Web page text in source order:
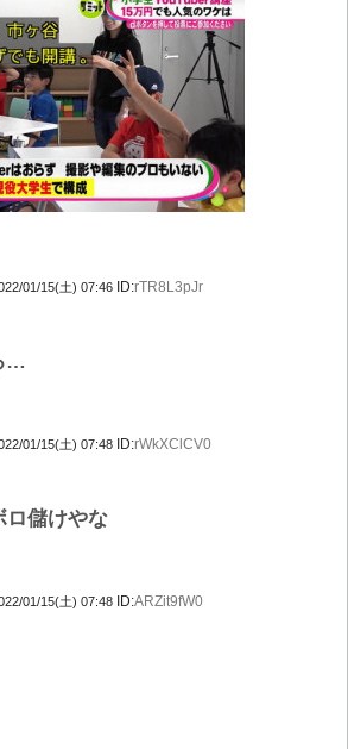
01/15(土) 07:46 ID:rTR8L3pJr
…
01/15(土) 07:48 ID:rWkXClCV0
ロ儲けやな
01/15(土) 07:48 ID:ARZit9fW0